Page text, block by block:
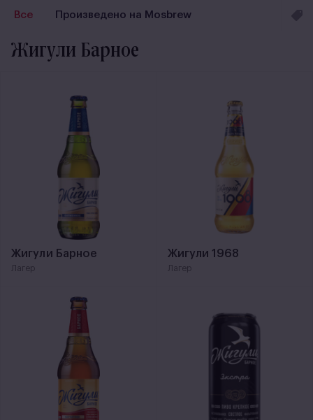
Все Произведено на Mosbrew
Жигули Барное
Жигули Барное
Лагер
Жигули 1968
Лагер